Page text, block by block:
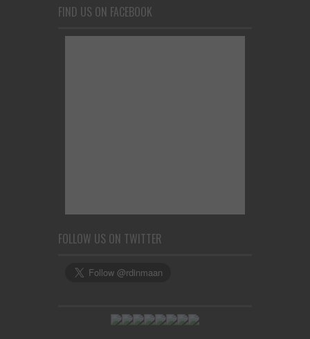
FIND US ON FACEBOOK
FOLLOW US ON TWITTER